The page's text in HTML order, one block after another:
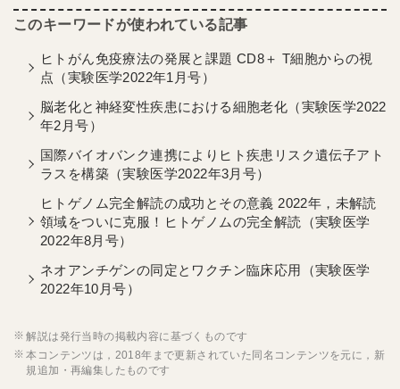
ヒトがん免疫療法の発展と課題 CD8＋ T細胞からの視
点（実験医学2022年1月号）
脳老化と神経変性疾患における細胞老化（実験医学2022
年2月号）
国際バイオバンク連携によりヒト疾患リスク遺伝子アト
ラスを構築（実験医学2022年3月号）
ヒトゲノム完全解読の成功とその意義 2022年，未解読
領域をついに克服！ヒトゲノムの完全解読（実験医学
2022年8月号）
ネオアンチゲンの同定とワクチン臨床応用（実験医学
2022年10月号）
解説は発行当時の掲載内容に基づくものです
本コンテンツは，2018年まで更新されていた同名コンテンツを元に，新
規追加・再編集したものです